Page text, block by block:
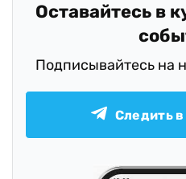
Оставайтесь в
Подписывайтесь на
Следить